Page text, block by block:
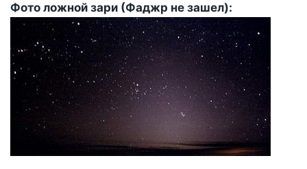
Фото ложной зари (Фаджр не зашел):